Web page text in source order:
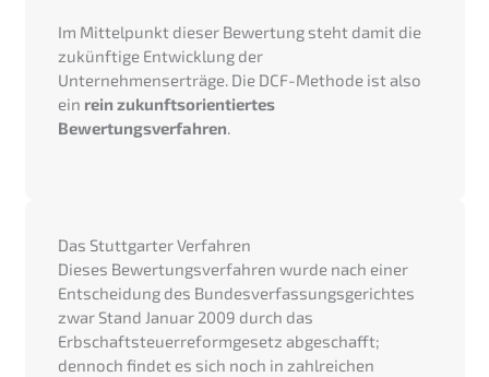
Im Mittelpunkt dieser Bewertung steht damit die
zukünftige Entwicklung der
Unternehmenserträge. Die DCF-Methode ist also
ein rein zukunftsorientiertes
Bewertungsverfahren.
Das Stuttgarter Verfahren
Dieses Bewertungsverfahren wurde nach einer
Entscheidung des Bundesverfassungsgerichtes
zwar Stand Januar 2009 durch das
Erbschaftsteuerreformgesetz abgeschafft;
dennoch findet es sich noch in zahlreichen